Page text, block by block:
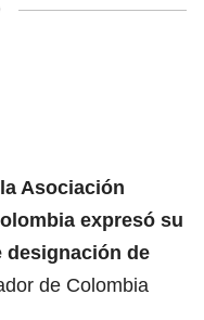
la Asociación
expresó su
designación de
de Colombia